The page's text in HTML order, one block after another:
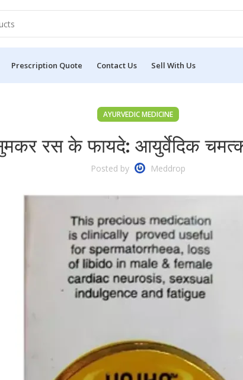
Prescription Quote Contact Us Sell With Us
AYURVEDIC MEDICINE
रस के फायदे: आयुर्वेदिक
Posted by Meddrop